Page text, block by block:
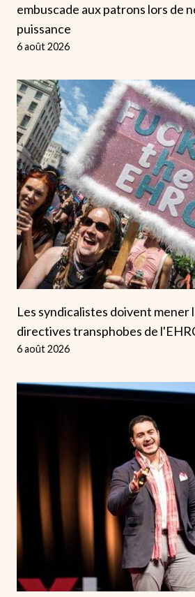
embuscade aux patrons lors de
puissance
6 août 2026
Les syndicalistes doivent mener
directives transphobes de
6 août 2026